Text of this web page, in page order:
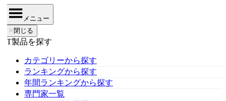
メニュー
閉じる
製品を探す
カテゴリーから探す
ランキングから探す
年間ランキングから探す
専門家一覧